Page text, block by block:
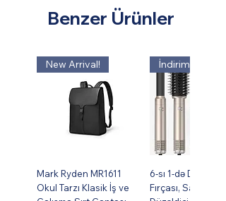
Benzer Ürünler
New Arrival!
Mark Ryden MR1611
Okul Tarzı Klasik İş ve
İndirim !
6-sı 1-də Dəst Isti
Fırçası, Saç Burma,